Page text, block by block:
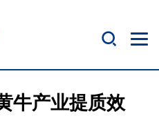
牛产业提质效